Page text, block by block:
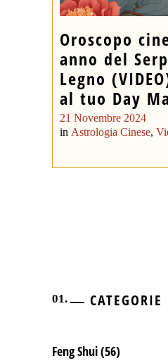
Oroscopo
anno del
Legno
al tuo Day
21 Novembre 2024
in Astrologia Cinese,
CATEGORIE
Feng Shui(56)